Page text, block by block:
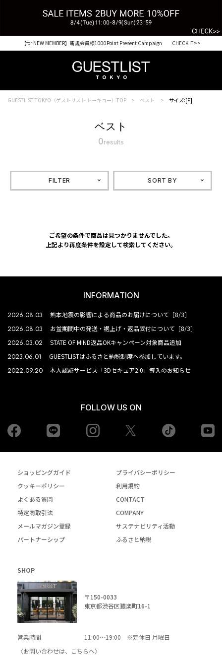
【for NEW MEMBER】新規会員様1000Point Present Campaign CHECK IT>>
GUESTLIST TOKYO（ゲストリスト トーキョー）TOP ベスト サイズ:[F]
ベスト
0results
FILTER SORT BY
ご希望の条件で商品は見つかりませんでした。
上記より再度条件を設定して検索してください。
INFORMATION
2026.08.03 熊本地震の影響による商品のお届けについて［8/3］
2026.08.03 お盆期間中の発送・裾上げ・返品受付について［8/3］
2026.03.02 STATE OF MIND返品OKキャンペーン対象商品追加
2023.06.01 GUESTLISTはふるさと納税制度へ参加しています。
2022.09.20 本人認証サービス「3Dセキュア2.0」導入のお知らせ
FOLLOW US ON
Facebook Instagram tiktok
ショッピングガイド
プライバシーポリシー
クッキーポリシー
利用規約
よくある質問
CONTACT
特定商取引法
COMPANY
メールマガジン登録
サステナビリティ活動
パートナーシップ
ふるさと納税
SHOP
〒150-0033
東京都渋谷区猿楽町16-1
営業時間
11:00～19:00 ※定休日 月曜日
〈お問い合わせは、
こちらへ〉